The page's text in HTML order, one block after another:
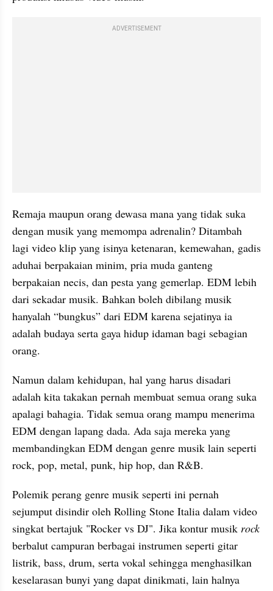
ADVERTISEMENT
Remaja maupun orang dewasa mana yang tidak suka
dengan musik yang memompa adrenalin? Ditambah
lagi video klip yang isinya ketenaran, kemewahan, gadis
aduhai berpakaian minim, pria muda ganteng
berpakaian necis, dan pesta yang gemerlap. EDM lebih
dari sekadar musik. Bahkan boleh dibilang musik
hanyalah “bungkus” dari EDM karena sejatinya ia
adalah budaya serta gaya hidup idaman bagi sebagian
orang.
Namun dalam kehidupan, hal yang harus disadari
adalah kita takakan pernah membuat semua orang suka
apalagi bahagia. Tidak semua orang mampu menerima
EDM dengan lapang dada. Ada saja mereka yang
membandingkan EDM dengan genre musik lain seperti
rock, pop, metal, punk, hip hop, dan R&B.
Polemik perang genre musik seperti ini pernah
sejumput disindir oleh Rolling Stone Italia dalam video
singkat bertajuk "Rocker vs DJ". Jika kontur musik rock
berbalut campuran berbagai instrumen seperti gitar
listrik, bass, drum, serta vokal sehingga menghasilkan
keselarasan bunyi yang dapat dinikmati, lain halnya